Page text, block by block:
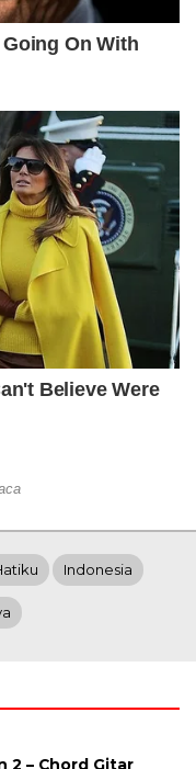
Indonesia
2 – Chord Gitar